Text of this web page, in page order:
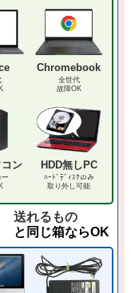
Chromebook
全世代
故障OK
ン
ー
HDD無しPC
ﾊｰﾄﾞﾃﾞｨｽｸのみ
取り外し可能
送れるもの
と同じ箱ならOK